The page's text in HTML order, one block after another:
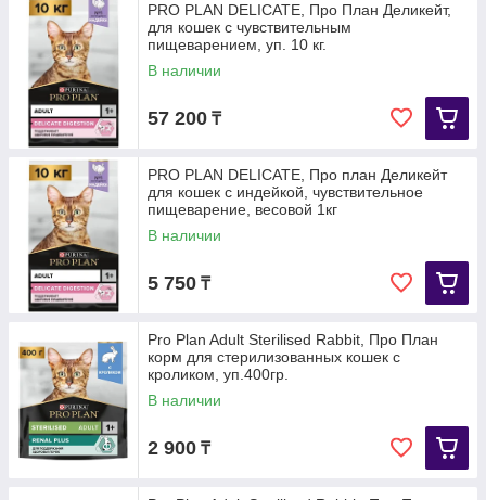
PRO PLAN DELICATE, Про План Деликейт,
для кошек с чувствительным
пищеварением, уп. 10 кг.
В наличии
57 200 ₸
PRO PLAN DELICATE, Про план Деликейт
для кошек с индейкой, чувствительное
пищеварение, весовой 1кг
В наличии
5 750 ₸
Pro Plan Adult Sterilised Rabbit, Про План
корм для стерилизованных кошек с
кроликом, уп.400гр.
В наличии
2 900 ₸